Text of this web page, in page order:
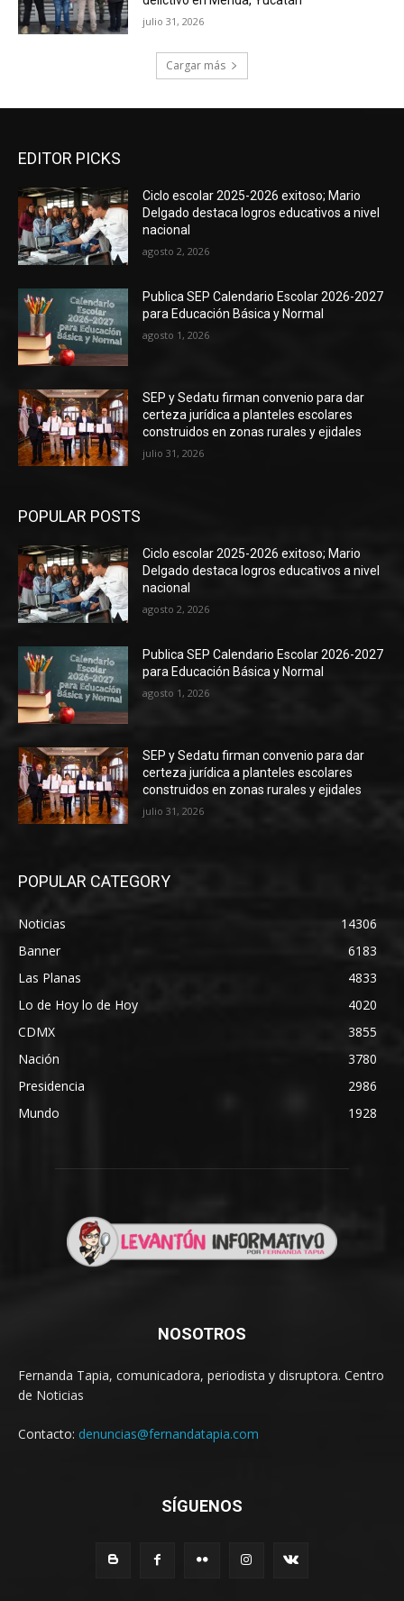
julio 31, 2026
Cargar más
EDITOR PICKS
Ciclo escolar 2025-2026 exitoso; Mario
Delgado destaca logros educativos a nivel
nacional
agosto 2, 2026
Publica SEP Calendario Escolar 2026-2027
para Educación Básica y Normal
agosto 1, 2026
SEP y Sedatu firman convenio para dar
certeza jurídica a planteles escolares
construidos en zonas rurales y ejidales
julio 31, 2026
POPULAR POSTS
Ciclo escolar 2025-2026 exitoso; Mario
Delgado destaca logros educativos a nivel
nacional
agosto 2, 2026
Publica SEP Calendario Escolar 2026-2027
para Educación Básica y Normal
agosto 1, 2026
SEP y Sedatu firman convenio para dar
certeza jurídica a planteles escolares
construidos en zonas rurales y ejidales
julio 31, 2026
POPULAR CATEGORY
Noticias
14306
Banner
6183
Las Planas
4833
Lo de Hoy lo de Hoy
4020
CDMX
3855
Nación
3780
Presidencia
2986
Mundo
1928
NOSOTROS
Fernanda Tapia, comunicadora, periodista y disruptora. Centro
de Noticias
Contacto: denuncias@fernandatapia.com
SÍGUENOS